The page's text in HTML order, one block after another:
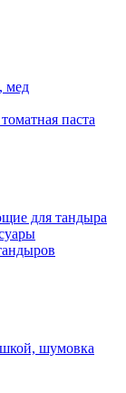
мед
паста
для тандыра
шумовка